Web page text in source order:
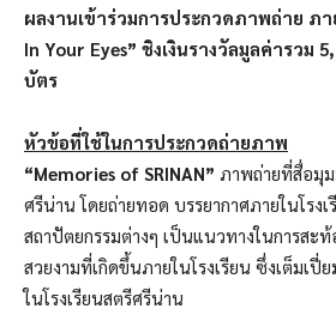
ผลงานเข้าร่วมการประกวดภาพถ่าย ภา
In Your Eyes” ชิงเงินรางวัลมูลค่ารวม
บัตร
หัวข้อที่ใช้ในการประกวดถ่ายภาพ
“Memories of SRINAN” ภาพถ่ายที่สื่อมุม
ศรีน่าน โดยถ่ายทอด บรรยากาศภายในโรง
สถาปัตยกรรมต่างๆ เป็นแนวทางในการสะ
สวยงามที่เกิดขึ้นภายในโรงเรียน ซึ่งเต็มเปี่
ในโรงเรียนสตรีศรีน่าน